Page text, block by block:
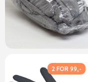
2 FOR 99,-